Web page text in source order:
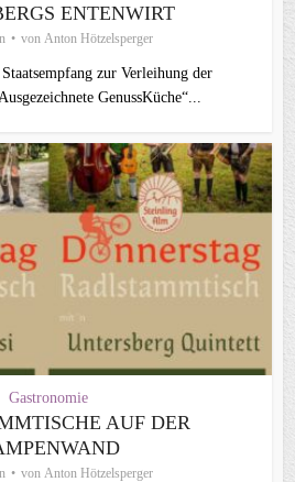
ENTENWIRT
von Anton Hötzelsperger
zur Verleihung der
GenussKüche“...
Gastronomie
AUF DER
von Anton Hötzelsperger